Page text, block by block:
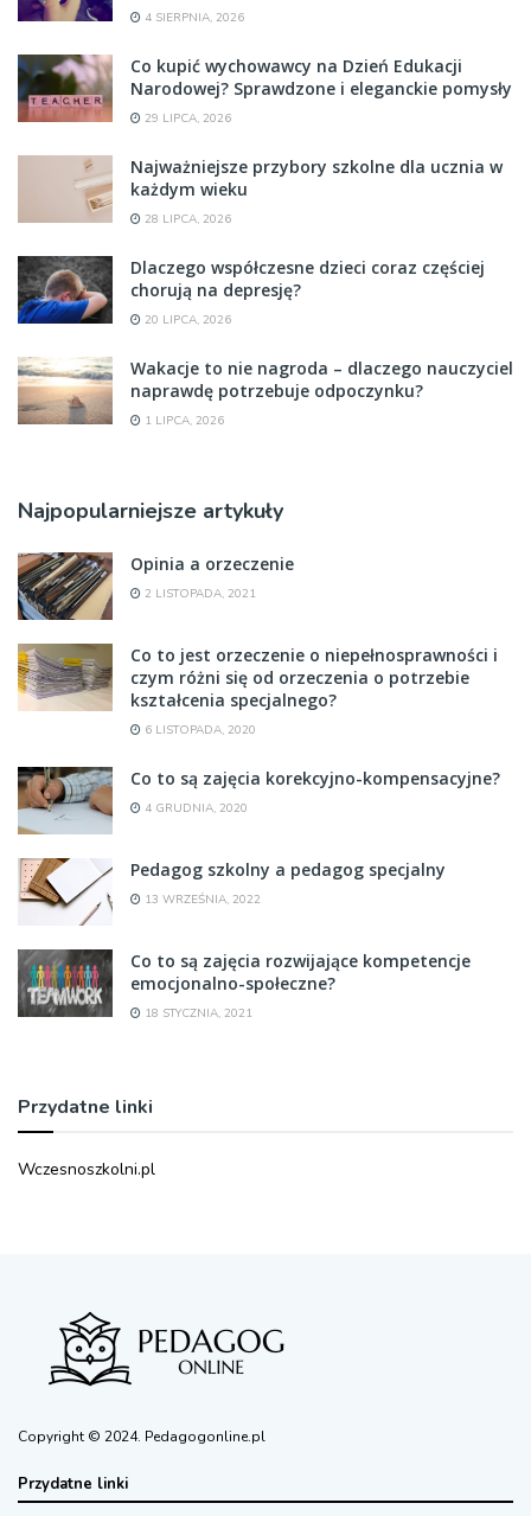
4 SIERPNIA, 2026
Co kupić wychowawcy na Dzień Edukacji
Narodowej? Sprawdzone i eleganckie pomysły
29 LIPCA, 2026
Najważniejsze przybory szkolne dla ucznia w
każdym wieku
28 LIPCA, 2026
Dlaczego współczesne dzieci coraz częściej
chorują na depresję?
20 LIPCA, 2026
Wakacje to nie nagroda – dlaczego nauczyciel
naprawdę potrzebuje odpoczynku?
1 LIPCA, 2026
Najpopularniejsze artykuły
Opinia a orzeczenie
2 LISTOPADA, 2021
Co to jest orzeczenie o niepełnosprawności i
czym różni się od orzeczenia o potrzebie
kształcenia specjalnego?
6 LISTOPADA, 2020
Co to są zajęcia korekcyjno-kompensacyjne?
4 GRUDNIA, 2020
Pedagog szkolny a pedagog specjalny
13 WRZEŚNIA, 2022
Co to są zajęcia rozwijające kompetencje
emocjonalno-społeczne?
18 STYCZNIA, 2021
Przydatne linki
Wczesnoszkolni.pl
Copyright © 2024. Pedagogonline.pl
Przydatne linki